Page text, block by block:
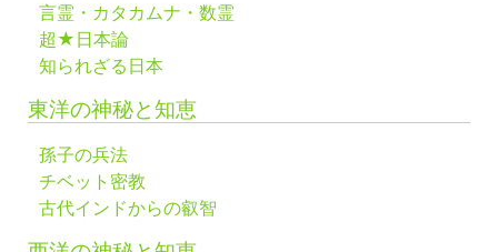
言霊・カタカムナ・数霊
超★日本論
知られざる日本
東洋の神秘と知恵
孫子の兵法
チベット密教
古代インドからの叡智